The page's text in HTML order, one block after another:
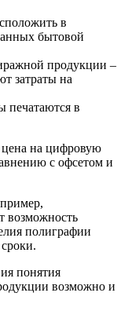
в
бытовой
продукции –
затраты на
печатаются в
цена на цифровую
с офсетом и
возможность
полиграфии
понятия
возможно и